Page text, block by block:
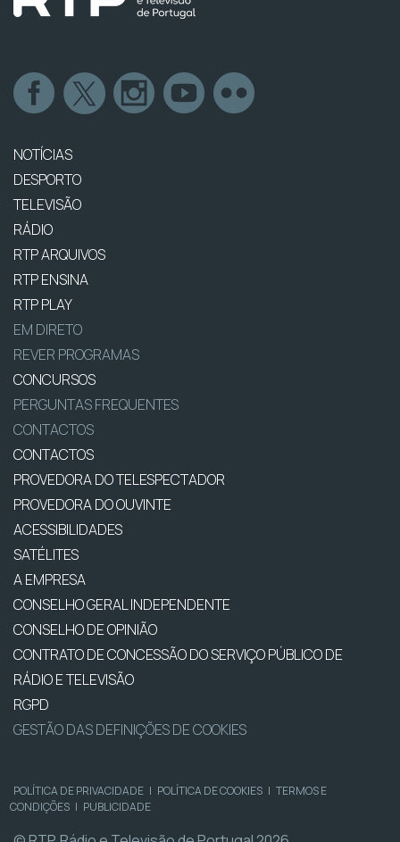
NOTÍCIAS
DESPORTO
TELEVISÃO
RÁDIO
RTP ARQUIVOS
RTP ENSINA
RTP PLAY
EM DIRETO
REVER PROGRAMAS
CONCURSOS
PERGUNTAS FREQUENTES
CONTACTOS
CONTACTOS
PROVEDORA DO TELESPECTADOR
PROVEDORA DO OUVINTE
ACESSIBILIDADES
SATÉLITES
A EMPRESA
CONSELHO GERAL INDEPENDENTE
CONSELHO DE OPINIÃO
CONTRATO DE CONCESSÃO DO SERVIÇO PÚBLICO DE
RÁDIO E TELEVISÃO
RGPD
GESTÃO DAS DEFINIÇÕES DE COOKIES
POLÍTICA DE PRIVACIDADE | POLÍTICA DE COOKIES | TERMOS E
CONDIÇÕES | PUBLICIDADE